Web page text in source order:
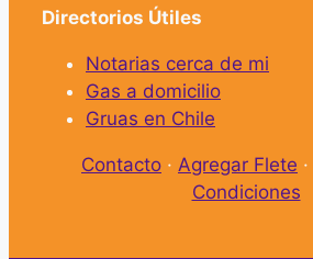
Directorios Útiles
Notarias cerca de mi
Gas a domicilio
Gruas en Chile
Contacto · Agregar Flete ·
Condiciones